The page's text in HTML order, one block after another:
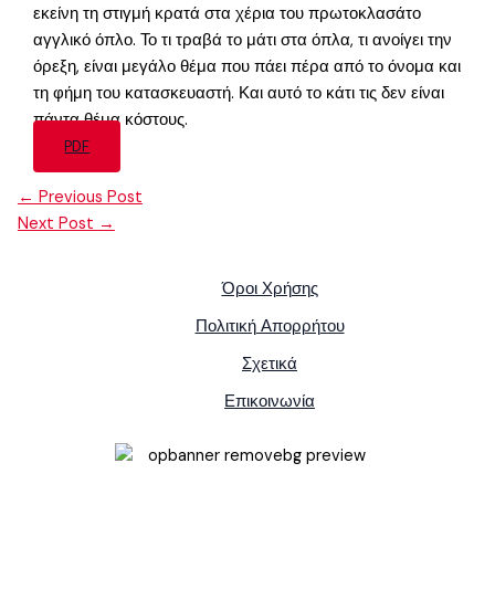
εκείνη τη στιγμή κρατά στα χέρια του πρωτοκλασάτο
αγγλικό όπλο. Το τι τραβά το μάτι στα όπλα, τι ανοίγει την
όρεξη, είναι μεγάλο θέμα που πάει πέρα από το όνομα και
τη φήμη του κατασκευαστή. Και αυτό το κάτι τις δεν είναι
πάντα θέμα κόστους.
PDF
← Previous Post
Next Post →
Όροι Χρήσης
Πολιτική Απορρήτου
Σχετικά
Επικοινωνία